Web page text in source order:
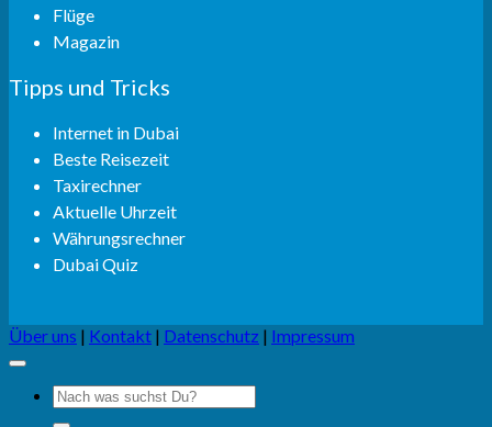
Flüge
Magazin
Tipps und Tricks
Internet in Dubai
Beste Reisezeit
Taxirechner
Aktuelle Uhrzeit
Währungsrechner
Dubai Quiz
Über uns | Kontakt | Datenschutz | Impressum